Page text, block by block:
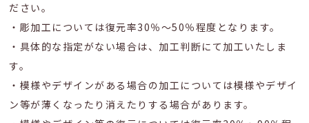
ださい。
・彫加工については復元率30％～50％程度となります。
・具体的な指定がない場合は、加工判断にて加工いたしま
す。
・模様やデザインがある場合の加工については模様やデザイ
ン等が薄くなったり消えたりする場合があります。